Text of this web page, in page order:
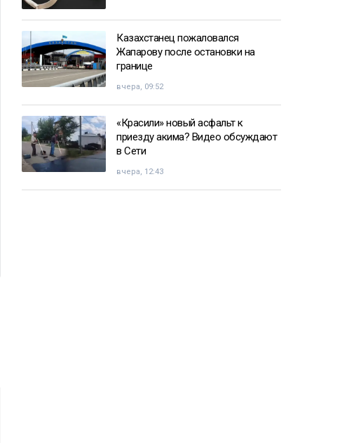
Казахстанец пожаловался
Жапарову после остановки на
границе
вчера, 09:52
«Красили» новый асфальт к
приезду акима? Видео обсуждают
в Сети
вчера, 12:43